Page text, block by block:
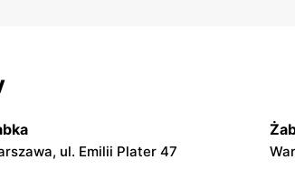
ul. Emilii Plater 47